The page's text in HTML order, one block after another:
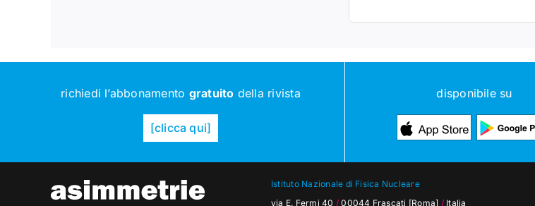
richiedi l’abbonamento gratuito della rivista
[clicca qui]
disponibile su
Istituto Nazionale di Fisica Nucleare
via E. Fermi 40 / 00044 Frascati [Roma] /Italia